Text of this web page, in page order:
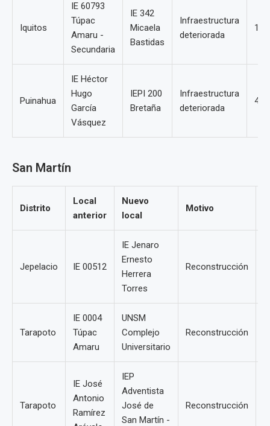
Iquitos
IE 60793
Túpac
Amaru -
Secundaria
IE 342
Micaela
Bastidas
Infraestructura
deteriorada
13
Puinahua
IE Héctor
Hugo
García
Vásquez
IEPI 200
Bretaña
Infraestructura
deteriorada
4
San Martín
Distrito
Local
anterior
Nuevo
local
Motivo
Jepelacio IE 00512
IE Jenaro
Ernesto
Herrera
Torres
Reconstrucción
Tarapoto
IE 0004
Túpac
Amaru
UNSM
Complejo
Universitario
Reconstrucción
Tarapoto
IE José
Antonio
Ramírez
IEP
Adventista
José de
San Martín -
Reconstrucción